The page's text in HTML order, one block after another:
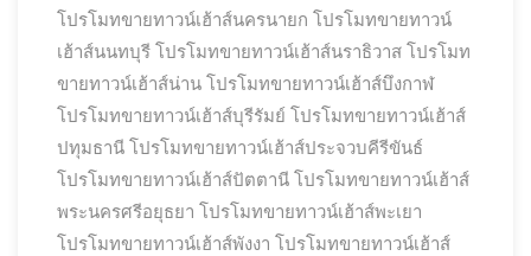
โปรโมทขายทาวน์เฮ้าส์นครนายก โปรโมทขายทาวน์
เฮ้าส์นนทบุรี โปรโมทขายทาวน์เฮ้าส์นราธิวาส โปรโมท
ขายทาวน์เฮ้าส์น่าน โปรโมทขายทาวน์เฮ้าส์บึงกาฬ
โปรโมทขายทาวน์เฮ้าส์บุรีรัมย์ โปรโมทขายทาวน์เฮ้าส์
ปทุมธานี โปรโมทขายทาวน์เฮ้าส์ประจวบคีรีขันธ์
โปรโมทขายทาวน์เฮ้าส์ปัตตานี โปรโมทขายทาวน์เฮ้าส์
พระนครศรีอยุธยา โปรโมทขายทาวน์เฮ้าส์พะเยา
โปรโมทขายทาวน์เฮ้าส์พังงา โปรโมทขายทาวน์เฮ้าส์